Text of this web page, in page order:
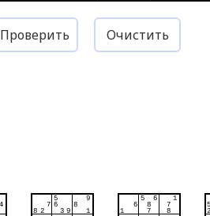
Проверить Очистить